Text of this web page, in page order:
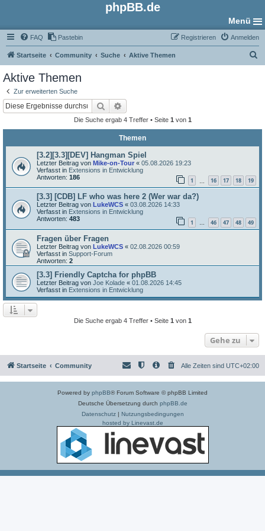
phpBB.de
Menü
FAQ Pastebin Anmelden
Registrieren
Startseite Community Suche Aktive Themen
Aktive Themen
Zur erweiterten Suche
Suche
Die Suche ergab 4 Treffer • Seite 1 von 1
Themen
[3.2][3.3][DEV] Hangman Spiel
Letzter Beitrag von Mike-on-Tour « 05.08.2026 19:23
Verfasst in Extensions in Entwicklung
Antworten: 186 1 16 17 18 19
[3.3] [CDB] LF who was here 2 (Wer war da?)
Letzter Beitrag von LukeWCS « 03.08.2026 14:33
Verfasst in Extensions in Entwicklung
Antworten: 483 1 … 46 47 48 49
Fragen über Fragen
Letzter Beitrag von LukeWCS « 02.08.2026 00:59
Verfasst in Support-Forum
Antworten: 2
[3.3] Friendly Captcha for phpBB
Letzter Beitrag von Joe Kolade « 01.08.2026 14:45
Verfasst in Extensions in Entwicklung
Die Suche ergab 4 Treffer • Seite 1 von 1
Gehe zu
Startseite Community Alle Zeiten sind UTC+02:00
Powered by phpBB® Forum Software © phpBB Limited
Deutsche Übersetzung durch phpBB.de
Datenschutz| Nutzungsbedingungen
hosted by Linevast.de